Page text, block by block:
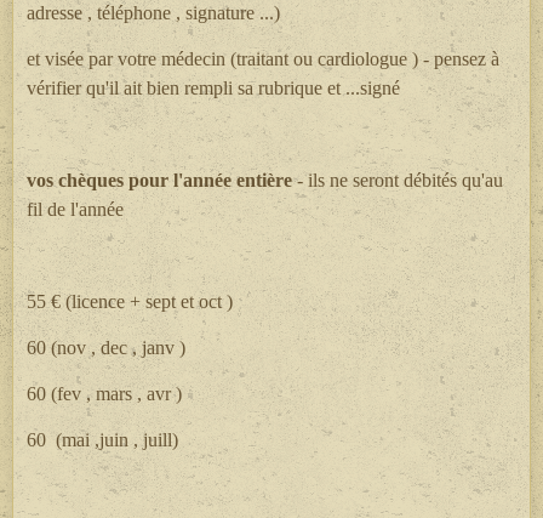
adresse , téléphone , signature ...)
et visée par votre médecin (traitant ou cardiologue ) - pensez à
vérifier qu'il ait bien rempli sa rubrique et ...signé
vos chèques pour l'année entière- ils ne seront débités qu'au
fil de l'année
55 € (licence + sept et oct )
60 (nov , dec , janv )
60 (fev , mars , avr )
60 (mai ,juin , juill)